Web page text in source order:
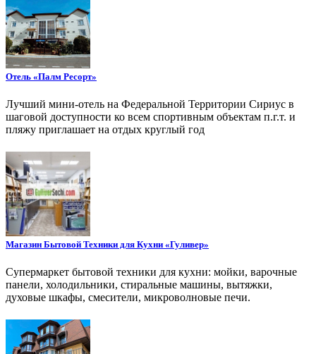
Отель «Палм Ресорт»
Лучший мини-отель на Федеральной Территории Сириус в
шаговой доступности ко всем спортивным объектам п.г.т. и
пляжу приглашает на отдых круглый год
Магазин Бытовой Техники для Кухни «Гуливер»
Супермаркет бытовой техники для кухни: мойки, варочные
панели, холодильники, стиральные машины, вытяжки,
духовые шкафы, смесители, микроволновые печи.